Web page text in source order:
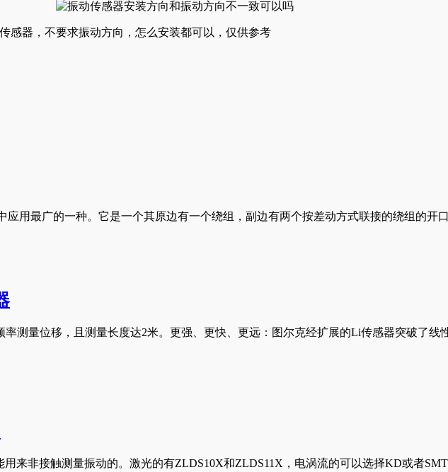
感器，不要求振动方向，怎么安装都可以，仅供参考
应用最广的一种。它是一个其原边有一个绕组，副边有两个按差动方式联接的绕组的开
测量位移，且测量长度达2米。更强、更快、更远：图尔克经扩展的Li传感器突破了线
来非接触测量振动的。激光的有ZLDS10X和ZLDS11X，电涡流的可以选择KD或者SMT